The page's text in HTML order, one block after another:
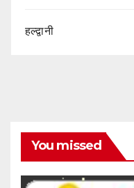
हल्द्वानी
You missed